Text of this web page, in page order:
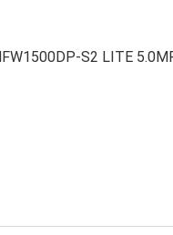
S2 LITE